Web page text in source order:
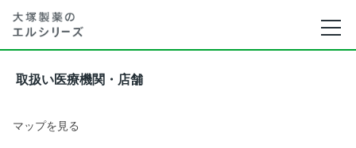
取扱い医療機関・店舗
マップを見る